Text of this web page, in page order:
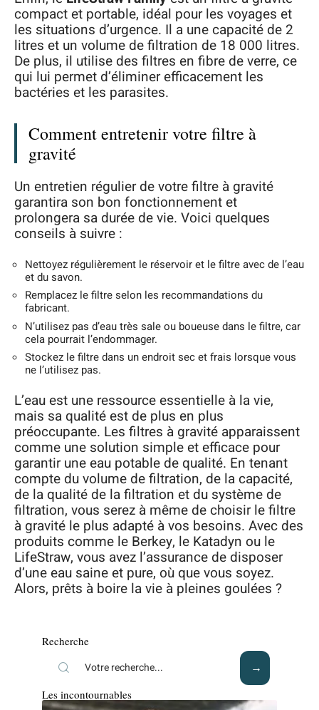
compact et portable, idéal pour les voyages et
les situations d’urgence. Il a une capacité de 2
litres et un volume de filtration de 18 000 litres.
De plus, il utilise des filtres en fibre de verre, ce
qui lui permet d’éliminer efficacement les
bactéries et les parasites.
Comment entretenir votre filtre à
gravité
Un entretien régulier de votre filtre à gravité
garantira son bon fonctionnement et
prolongera sa durée de vie. Voici quelques
conseils à suivre :
Nettoyez régulièrement le réservoir et le filtre avec de l’eau
et du savon.
Remplacez le filtre selon les recommandations du
fabricant.
N’utilisez pas d’eau très sale ou boueuse dans le filtre, car
cela pourrait l’endommager.
Stockez le filtre dans un endroit sec et frais lorsque vous
ne l’utilisez pas.
L’eau est une ressource essentielle à la vie,
mais sa qualité est de plus en plus
préoccupante. Les filtres à gravité apparaissent
comme une solution simple et efficace pour
garantir une eau potable de qualité. En tenant
compte du volume de filtration, de la capacité,
de la qualité de la filtration et du système de
filtration, vous serez à même de choisir le filtre
à gravité le plus adapté à vos besoins. Avec des
produits comme le Berkey, le Katadyn ou le
LifeStraw, vous avez l’assurance de disposer
d’une eau saine et pure, où que vous soyez.
Alors, prêts à boire la vie à pleines goulées ?
Recherche
Les incontournables